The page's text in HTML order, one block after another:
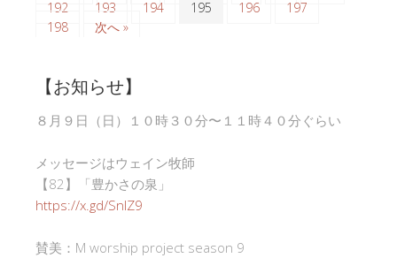
192
193 194 195 196
197
198
次へ »
【お知らせ】
８月９日（日）１０時３０分〜１１時４０分ぐらい
メッセージはウェイン牧師
【82】「豊かさの泉」
https://x.gd/SnlZ9
賛美：M worship project season 9